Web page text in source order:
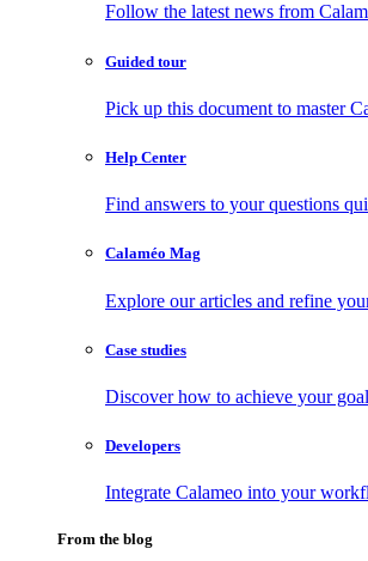
Follow the latest news from
Guided tour
Pick up this document to master
Help Center
Find answers to your questions
Calaméo Mag
Explore our articles and refine
Case studies
Discover how to achieve your
Developers
Integrate Calameo into your
From the blog